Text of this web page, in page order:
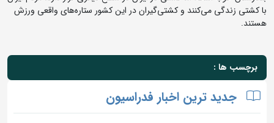
با کشتی زندگی می‌کنند و کشتی‌گیران در این کشور ستاره‌های واقعی ورزش
هستند.
برچسب ها :
جدید ترین اخبار فدراسیون